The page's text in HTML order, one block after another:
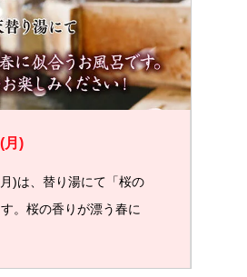
月)
)は、替り湯にて「桜の
。桜の香りが漂う春に